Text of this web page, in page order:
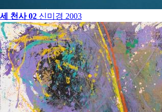
세 천사 02 신미경 2003